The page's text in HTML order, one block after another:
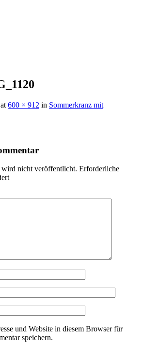
at 600 × 912 in Sommerkranz mit
nicht veröffentlicht. Erforderliche
und Website in diesem Browser für
speichern.